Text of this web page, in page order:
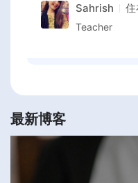
Sahrish 住
Teacher
最新博客